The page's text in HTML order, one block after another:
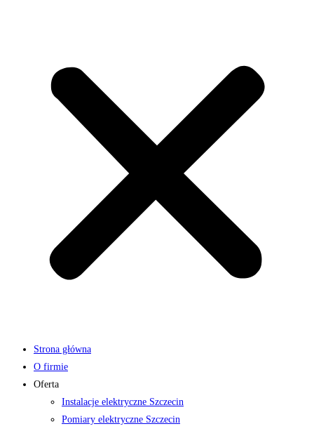
Strona główna
O firmie
Oferta
Instalacje elektryczne Szczecin
Pomiary elektryczne Szczecin